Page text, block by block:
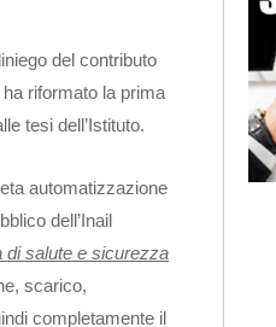
del contributo
riformato la prima
tesi dell’Istituto.
automatizzazione
dell’Inail
di salute e sicurezza
scarico,
completamente il